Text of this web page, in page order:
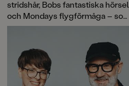
stridshår, Bobs fantastiska hörsel
och Mondays flygförmåga – som
kommer väl till pass i
första delen i Pozzis Pizza
Express, en helt ny serie för
lågstadieläsarna av Petrus
Dahlin och Mattias Andersson.